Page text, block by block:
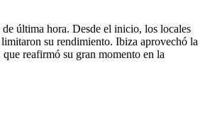
última hora. Desde el inicio, los locales
su rendimiento. Ibiza aprovechó la
reafirmó su gran momento en la